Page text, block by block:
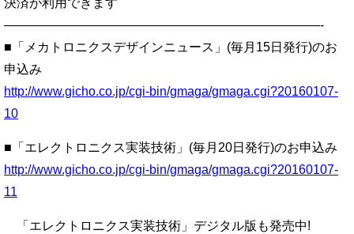
決済が利用できます
—————————————————————————-
■「メカトロニクスデザインニュース」(毎月15日発行)のお
申込み
http://www.gicho.co.jp/cgi-bin/gmaga/gmaga.cgi?20160107-
10
■「エレクトロニクス実装技術」(毎月20日発行)のお申込み
http://www.gicho.co.jp/cgi-bin/gmaga/gmaga.cgi?20160107-
11
「エレクトロニクス実装技術」デジタル版も発売中!